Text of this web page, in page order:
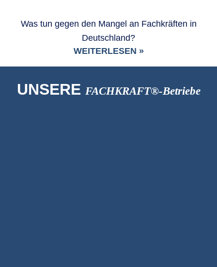
Was tun gegen den Mangel an Fachkräften in
Deutschland?
WEITERLESEN »
UNSERE FACHKRAFT®-Betriebe